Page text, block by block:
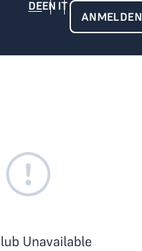
ANMELDEN
Unavailable